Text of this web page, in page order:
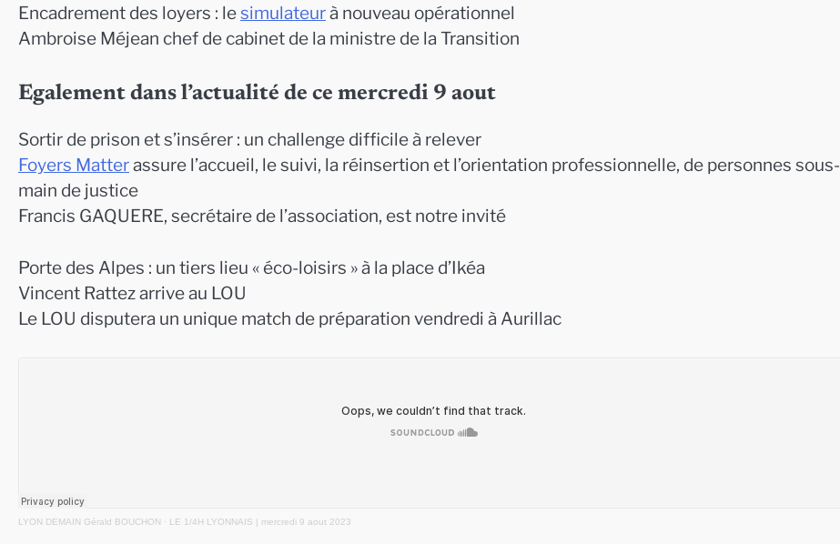
Encadrement des loyers : lesimulateurà nouveau opérationnel
Ambroise Méjean chef de cabinet de la ministre de la Transition
Egalement dans l’actualité de ce mercredi 9 aout
Sortir de prison et s’insérer : un challenge difficile à relever
Foyers Matterassure l’accueil, le suivi, la réinsertion et l’orientation professionnelle, de personnes sous-
main de justice
Francis GAQUERE, secrétaire de l’association, est notre invité
Porte des Alpes : un tiers lieu « éco-loisirs » à la place d’Ikéa
Vincent Rattez arrive au LOU
Le LOU disputera un unique match de préparation vendredi à Aurillac
LYON DEMAIN Gérald BOUCHON · LE 1/4H LYONNAIS | mercredi 9 aout 2023